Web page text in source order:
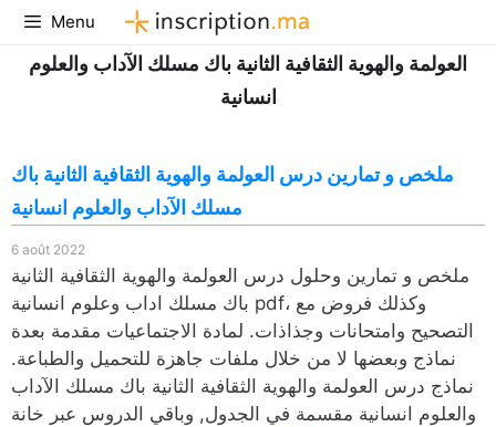
Aller
au
contenu
Menu
العولمة والهوية الثقافية الثانية باك مسلك الآداب والعلوم
انسانية
ملخص و تمارين درس العولمة والهوية الثقافية الثانية باك
مسلك الآداب والعلوم انسانية
6 août 2022
ملخص و تمارين وحلول درس العولمة والهوية الثقافية الثانية
باك مسلك اداب وعلوم انسانية pdf، وكذلك فروض مع
التصحيح وامتحانات وجذاذات. لمادة الاجتماعيات مقدمة بعدة
نماذج وبعضها لا من خلال ملفات جاهزة للتحميل والطباعة.
نماذج درس العولمة والهوية الثقافية الثانية باك مسلك الآداب
والعلوم انسانية مقسمة في الجدول, وباقي الدروس عبر خانة